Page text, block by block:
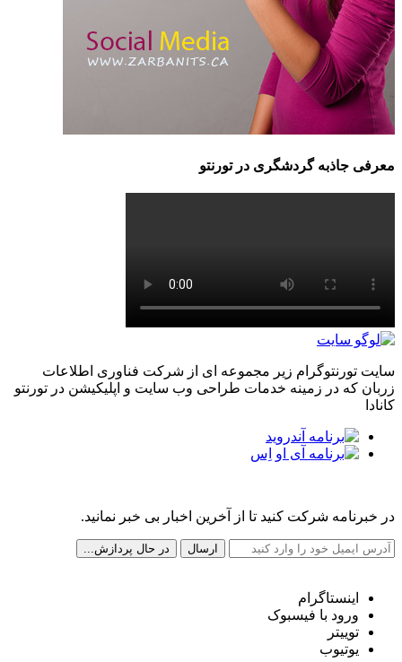
معرفی جاذبه گردشگری در تورنتو
سایت تورنتوگرام زیر مجموعه ای از شرکت فناوری اطلاعات
زربان که در زمینه خدمات طراحی وب سایت و اپلیکیشن در تورنتو
کانادا
در خبرنامه شرکت کنید تا از آخرین اخبار بی خبر نمانید.
اینستاگرام
ورود با فیسبوک
توییتر
یوتیوب